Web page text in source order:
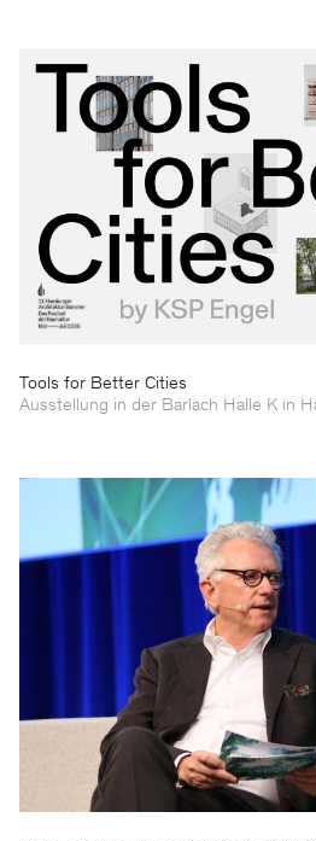
Tools for Better Cities
Ausstellung in der Barlach Halle K in